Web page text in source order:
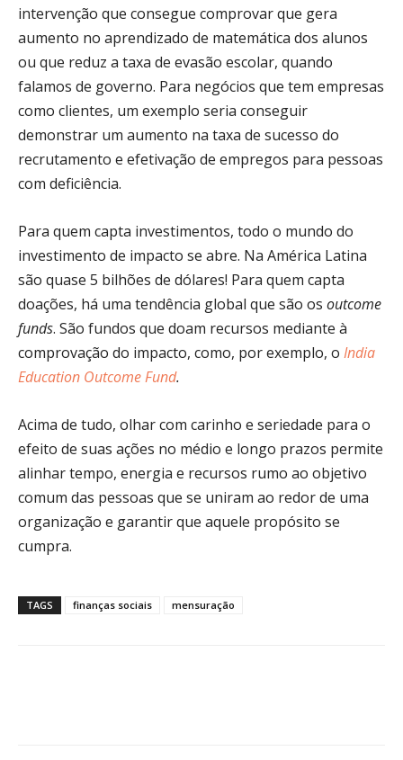
intervenção que consegue comprovar que gera
aumento no aprendizado de matemática dos alunos
ou que reduz a taxa de evasão escolar, quando
falamos de governo. Para negócios que tem empresas
como clientes, um exemplo seria conseguir
demonstrar um aumento na taxa de sucesso do
recrutamento e efetivação de empregos para pessoas
com deficiência.
Para quem capta investimentos, todo o mundo do
investimento de impacto se abre. Na América Latina
são quase 5 bilhões de dólares! Para quem capta
doações, há uma tendência global que são os outcome
funds. São fundos que doam recursos mediante à
comprovação do impacto, como, por exemplo, o India
Education Outcome Fund.
Acima de tudo, olhar com carinho e seriedade para o
efeito de suas ações no médio e longo prazos permite
alinhar tempo, energia e recursos rumo ao objetivo
comum das pessoas que se uniram ao redor de uma
organização e garantir que aquele propósito se
cumpra.
TAGS finanças sociais mensuração